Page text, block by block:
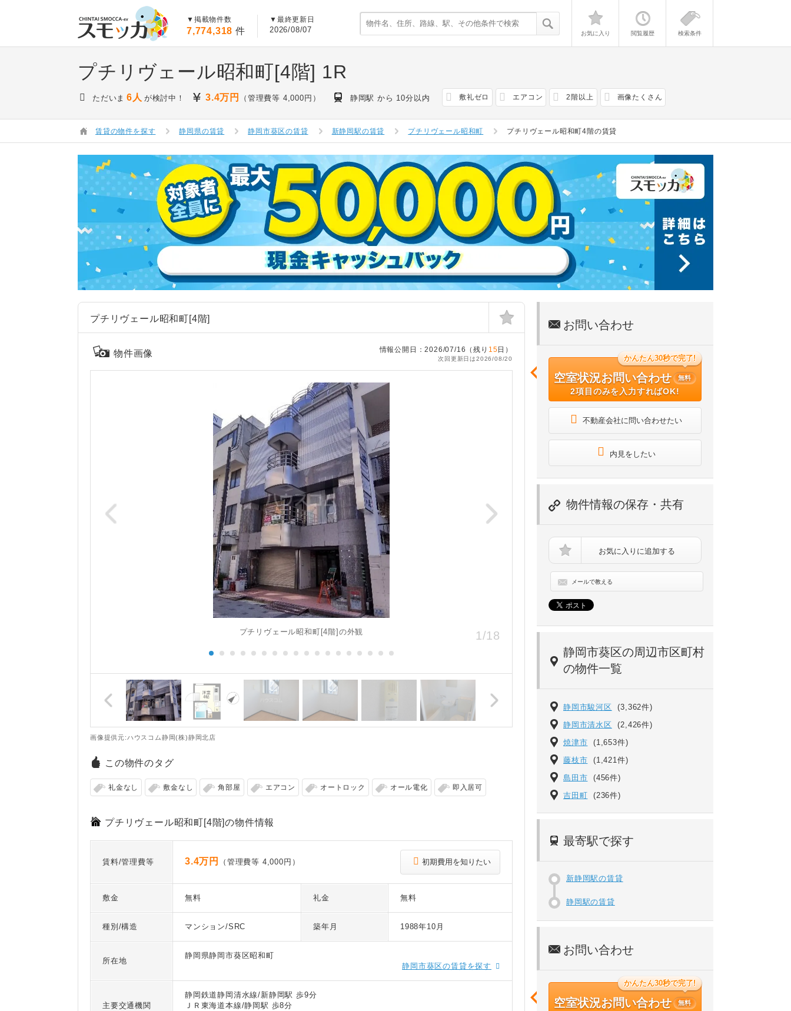
▼掲載物件数
7,774,318 件
▼最終更新日
2026/08/07 お気に入り 閲覧履歴 検索条件
プチリヴェール昭和町[4階] 1R
ただいま 6人 が検討中！ 3.4万円 （管理費等 4,000円） 静岡駅 から 10分以内 敷礼ゼロ エアコン 2階以上 画像たくさん
賃貸の物件を探す 静岡県の賃貸 静岡市葵区の賃貸 新静岡駅の賃貸 プチリヴェール昭和町 プチリヴェール昭和町4階の賃貸
プチリヴェール昭和町[4階]
情報公開日：2026/07/16（残り 15日）
次回更新日は2026/08/20
物件画像
1/18
プチリヴェール昭和町[4階]の外観
画像提供元:ハウスコム静岡(株)静岡北店
この物件のタグ
礼金なし 敷金なし 角部屋 エアコン オートロック オール電化 即入居可
プチリヴェール昭和町[4階]の物件情報
賃料/管理費等 3.4万円 （管理費等 4,000円） 初期費用を知りたい
敷金 無料 礼金 無料
種別/構造 マンション/SRC 築年月 1988年10月
所在地
静岡県静岡市葵区昭和町
静岡市葵区の賃貸を探す
主要交通機関
静岡鉄道静岡清水線/新静岡駅 歩9分
ＪＲ東海道本線/静岡駅 歩8分
お問い合わせ
かんたん30秒で完了!
空室状況お問い合わせ 無料
2項目のみを入力すればOK!
不動産会社に問い合わせたい
内見をしたい
物件情報の保存・共有
お気に入りに追加する
メールで教える
静岡市葵区の周辺市区町村
の物件一覧
静岡市駿河区 (3,362件)
静岡市清水区 (2,426件)
焼津市 (1,653件)
藤枝市 (1,421件)
島田市 (456件)
吉田町 (236件)
最寄駅で探す
新静岡駅の賃貸
静岡駅の賃貸
お問い合わせ
かんたん30秒で完了!
空室状況お問い合わせ 無料